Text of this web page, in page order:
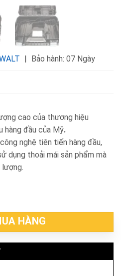
Bảo hành: 07 Ngày
cao của thương hiệu
hàng đầu của Mỹ.
nghệ tiên tiến hàng đầu,
dụng thoải mái sản phẩm mà
số lượng
HÀNG